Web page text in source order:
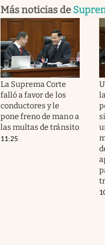
Más noticias de
La Suprema Corte
falló a favor de los
conductores y le
pone freno de mano a
las multas de tránsito
11:25